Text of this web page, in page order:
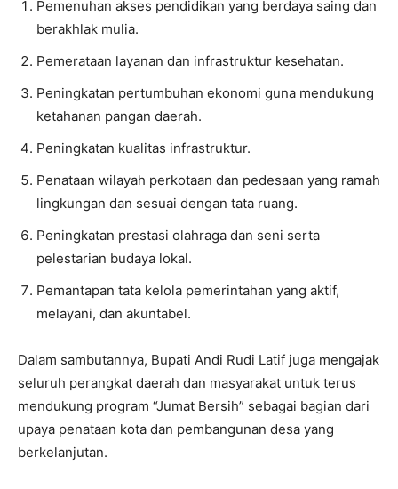
Pemenuhan akses pendidikan yang berdaya saing dan
berakhlak mulia.
Pemerataan layanan dan infrastruktur kesehatan.
Peningkatan pertumbuhan ekonomi guna mendukung
ketahanan pangan daerah.
Peningkatan kualitas infrastruktur.
Penataan wilayah perkotaan dan pedesaan yang ramah
lingkungan dan sesuai dengan tata ruang.
Peningkatan prestasi olahraga dan seni serta
pelestarian budaya lokal.
Pemantapan tata kelola pemerintahan yang aktif,
melayani, dan akuntabel.
Dalam sambutannya, Bupati Andi Rudi Latif juga mengajak
seluruh perangkat daerah dan masyarakat untuk terus
mendukung program “Jumat Bersih” sebagai bagian dari
upaya penataan kota dan pembangunan desa yang
berkelanjutan.